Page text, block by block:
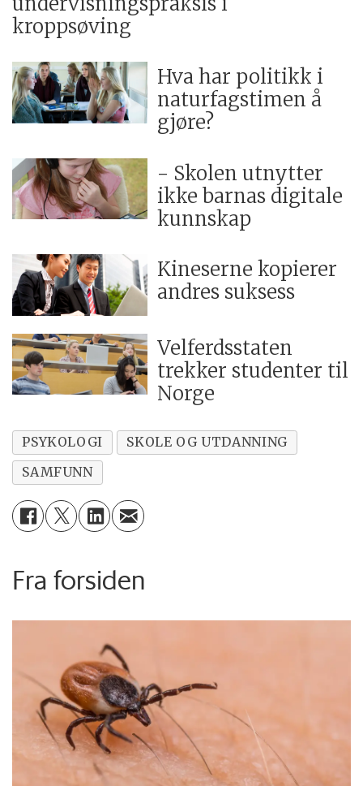
kroppsøving
Hva har politikk i
naturfagstimen å
gjøre?
- Skolen utnytter
ikke barnas digitale
kunnskap
Kineserne kopierer
andres suksess
Velferdsstaten
trekker studenter til
Norge
PSYKOLOGI
SKOLE OG UTDANNING
SAMFUNN
Fra forsiden